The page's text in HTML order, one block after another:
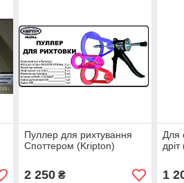
Пуллер для рихтування
Споттером (Kripton)
2 250₴
Для
1